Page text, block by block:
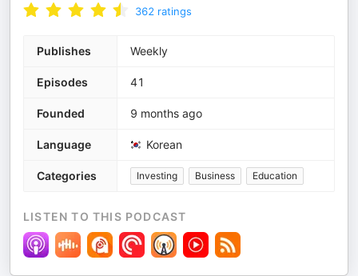
362 ratings
Publishes Weekly
Episodes 41
Founded 9 months ago
Language Korean
Categories Investing Business Education
LISTEN TO THIS PODCAST